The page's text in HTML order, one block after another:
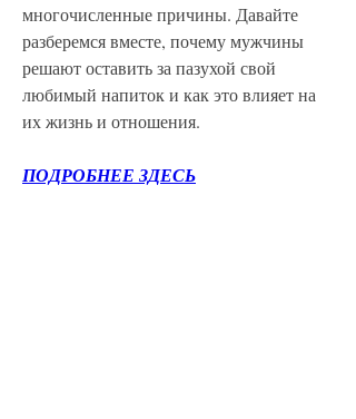
многочисленные причины. Давайте
разберемся вместе, почему мужчины
решают оставить за пазухой свой
любимый напиток и как это влияет на
их жизнь и отношения.
ПОДРОБНЕЕ ЗДЕСЬ